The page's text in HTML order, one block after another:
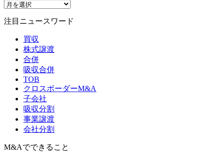
注目ニュースワード
買収
株式譲渡
合併
吸収合併
TOB
クロスボーダーM&A
子会社
吸収分割
事業譲渡
会社分割
M&Aでできること